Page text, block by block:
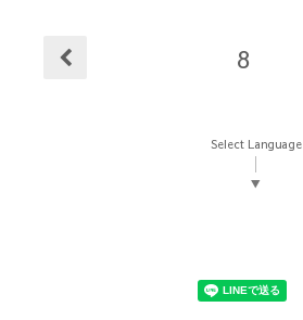
8
Select Language
▼